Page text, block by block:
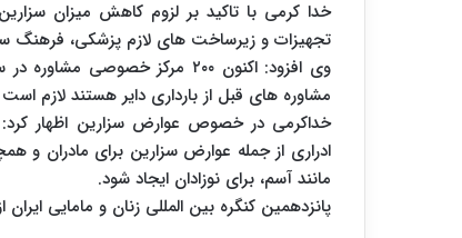
خدا کرمی با تاکید بر لزوم کاهش میزان
تجهیزات و زیرساخت های لازم پزشکی، فرهنگ
وی افزود: اکنون ۲۰۰ مرکز
مشاوره های قبل از بارداری دایر هستند لازم است
خداکرمی در خصوص عوارض سزارین اظهار
ادراری از جمله عوارض سزارین برای مادران
مانند آسم، برای نوزادان ایجاد شود.
پانزدهمین کنگره بین المللی زنان و مامایی ایران از ۱۳ تا ۱۶ مهرماه در مرکز همایش های رازی برگزار می